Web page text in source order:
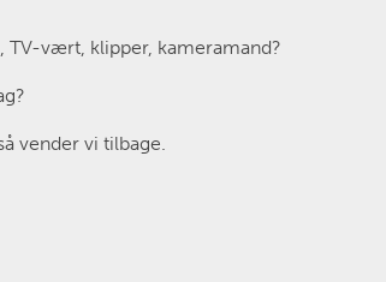
TV-vært, klipper, kameramand?
vender vi tilbage.